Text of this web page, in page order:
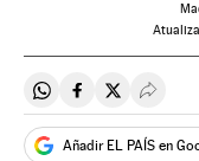
Compartir en
Compartir en
Compartir
Añadir EL PAÍS en